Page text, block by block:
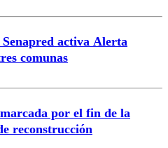
activa Alerta
comunas
por el fin de la
reconstrucción